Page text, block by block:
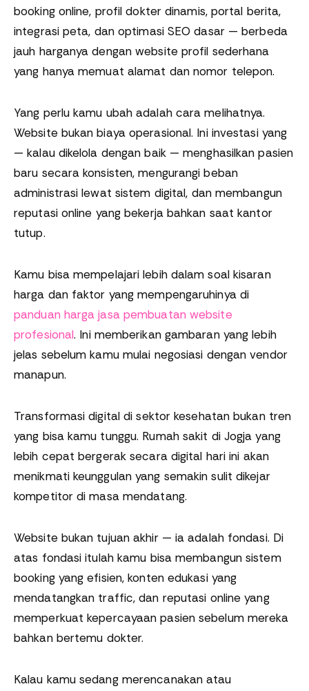
booking online, profil dokter dinamis, portal berita,
integrasi peta, dan optimasi SEO dasar — berbeda
jauh harganya dengan website profil sederhana
yang hanya memuat alamat dan nomor telepon.
Yang perlu kamu ubah adalah cara melihatnya.
Website bukan biaya operasional. Ini investasi yang
— kalau dikelola dengan baik — menghasilkan pasien
baru secara konsisten, mengurangi beban
administrasi lewat sistem digital, dan membangun
reputasi online yang bekerja bahkan saat kantor
tutup.
Kamu bisa mempelajari lebih dalam soal kisaran
harga dan faktor yang mempengaruhinya di
panduan harga jasa pembuatan website
profesional. Ini memberikan gambaran yang lebih
jelas sebelum kamu mulai negosiasi dengan vendor
manapun.
Transformasi digital di sektor kesehatan bukan tren
yang bisa kamu tunggu. Rumah sakit di Jogja yang
lebih cepat bergerak secara digital hari ini akan
menikmati keunggulan yang semakin sulit dikejar
kompetitor di masa mendatang.
Website bukan tujuan akhir — ia adalah fondasi. Di
atas fondasi itulah kamu bisa membangun sistem
booking yang efisien, konten edukasi yang
mendatangkan traffic, dan reputasi online yang
memperkuat kepercayaan pasien sebelum mereka
bahkan bertemu dokter.
Kalau kamu sedang merencanakan atau